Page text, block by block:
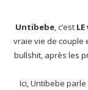
Untibebe, c’est
vraie vie de couple
bullshit, après les
Ici, Untibebe